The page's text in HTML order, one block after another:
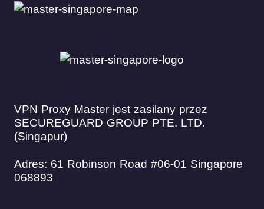
VPN Proxy Master jest zasilany przez
SECUREGUARD GROUP PTE. LTD.
(Singapur)
Adres: 61 Robinson Road #06-01 Singapore
068893